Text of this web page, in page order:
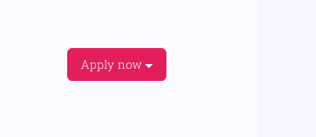
Apply now